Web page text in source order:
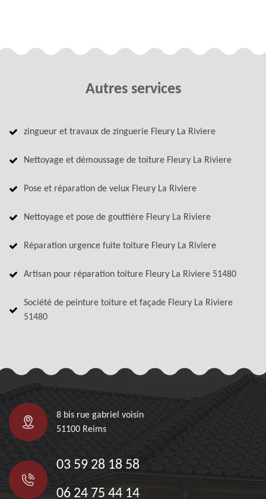
Autres services
zingueur et travaux de zinguerie Fleury La Riviere
Nettoyage et démoussage de toiture Fleury La Riviere
Pose et réparation de velux Fleury La Riviere
Nettoyage et pose de gouttière Fleury La Riviere
Réparation urgence fuite toiture Fleury La Riviere
Artisan pour réparation toiture Fleury La Riviere 51480
Société de peinture toiture et façade Fleury La Riviere
51480
8 bis rue gabriel voisin
51100 Reims
03 59 28 18 58
06 24 75 44 14